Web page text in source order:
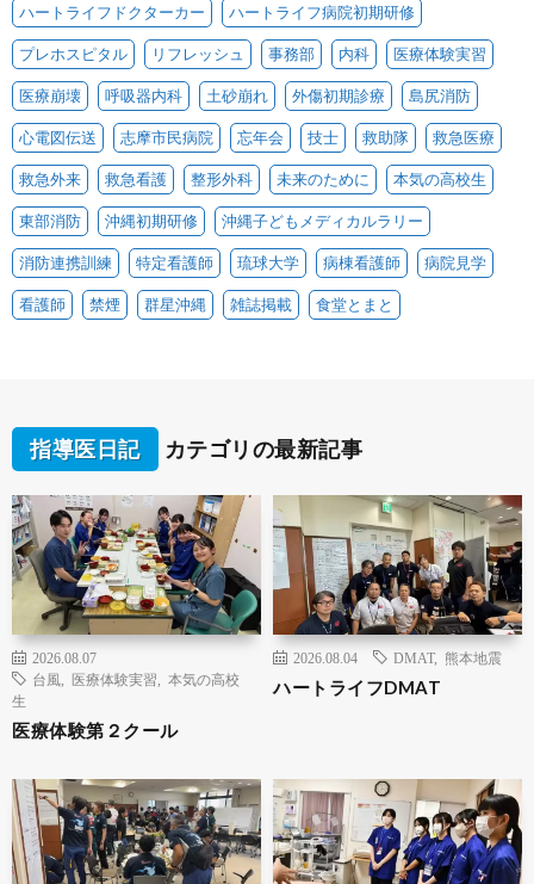
ハートライフドクターカー ハートライフ病院初期研修
プレホスピタル リフレッシュ 事務部 内科 医療体験実習
医療崩壊 呼吸器内科 土砂崩れ 外傷初期診療 島尻消防
心電図伝送 志摩市民病院 忘年会 技士 救助隊 救急医療
救急外来 救急看護 整形外科 未来のために 本気の高校生
東部消防 沖縄初期研修 沖縄子どもメディカルラリー
消防連携訓練 特定看護師 琉球大学 病棟看護師 病院見学
看護師 禁煙 群星沖縄 雑誌掲載 食堂とまと
指導医日記 カテゴリの最新記事
2026.08.07
台風
医療体験実習
本気の高校
生
医療体験第２クール
2026.08.04 DMAT, 熊本地震
ハートライフDMAT